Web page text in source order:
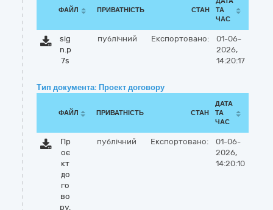
ФАЙЛ ПРИВАТНІСТЬ СТАН
ТА
ЧАС
sig
n.p
7s
публічний Експортовано:
01-06-
2026,
14:20:17
Тип документа: Проект договору
ФАЙЛ ПРИВАТНІСТЬ СТАН
ДАТА
ТА
ЧАС
Пр
оє
кт
до
го
во
ру.
публічний Експортовано:
01-06-
2026,
14:20:10